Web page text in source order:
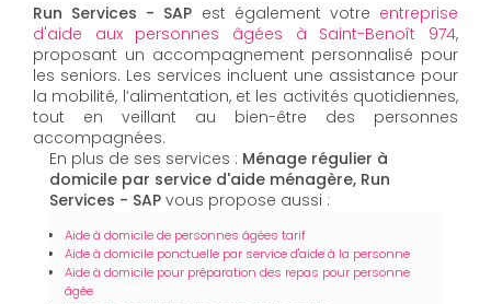
Run Services - SAP est également votre entreprise
d'aide aux personnes âgées à Saint-Benoît 974,
proposant un accompagnement personnalisé pour
les seniors. Les services incluent une assistance pour
la mobilité, l’alimentation, et les activités quotidiennes,
tout en veillant au bien-être des personnes
accompagnées.
En plus de ses services : Ménage régulier à
domicile par service d'aide ménagère, Run
Services - SAP vous propose aussi :
Aide à domicile de personnes âgées tarif
Aide à domicile ponctuelle par service d'aide à la personne
Aide à domicile pour préparation des repas pour personne
âgée